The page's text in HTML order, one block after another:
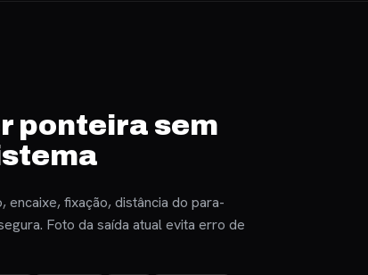
ponteira sem
fixação, distância do para-
Foto da saída atual evita erro de